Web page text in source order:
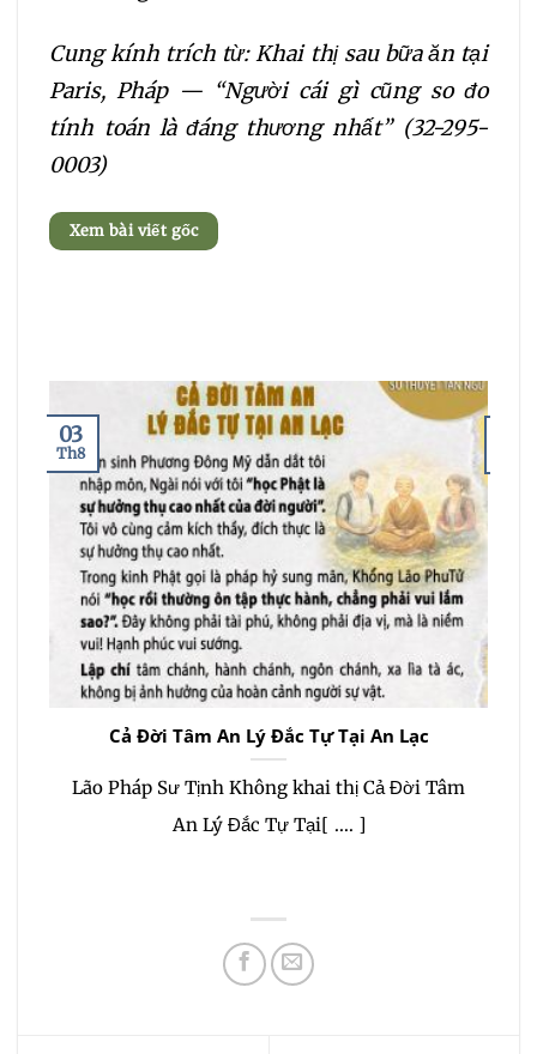
Cung kính trích từ: Khai thị sau bữa ăn tại
Paris, Pháp — “Người cái gì cũng so đo
tính toán là đáng thương nhất” (32-295-
0003)
Xem bài viết gốc
Cả Đời Tâm An Lý Đắc Tự Tại An Lạc
Lão Pháp Sư Tịnh Không khai thị Cả Đời Tâm
An Lý Đắc Tự Tại[ .... ]
03
Th8